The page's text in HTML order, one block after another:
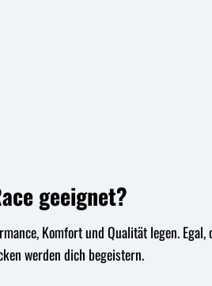
geeignet?
Komfort und Qualität legen.
werden dich begeistern.